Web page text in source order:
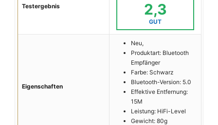
Testergebnis 2,3
GUT
Eigenschaften
Neu,
Produktart: Bluetooth
Empfänger
Farbe: Schwarz
Bluetooth-Version: 5.0
Effektive Entfernung:
15M
Leistung: HiFi-Level
Gewicht: 80g